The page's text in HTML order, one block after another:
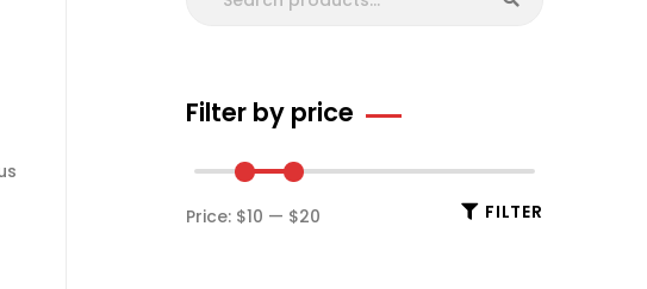
Filter by price
FILTER
Price: $10 — $20